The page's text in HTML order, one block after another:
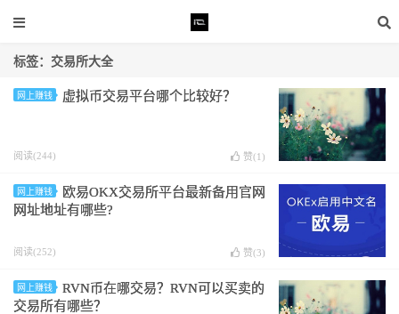
标签：交易所大全
网上赚钱 虚拟币交易平台哪个比较好？
阅读(244) 赞(1 )
网上赚钱
欧易OKX交易所平台最新备用官网
网址地址有哪些?
阅读(252) 赞(3)
网上赚钱
RVN币在哪交易？RVN可以买卖的
交易所有哪些？